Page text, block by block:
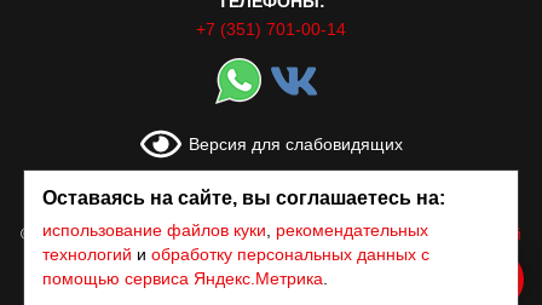
+7 (351) 701-00-14
Версия для слабовидящих
© Все права защищены 1999-2026 г. «Метар» | Всероссийский
Союз Автошкол
Оставаясь на сайте, вы соглашаетесь на:
использование файлов куки
рекомендательных
технологий и обработку персональных данных с
помощью сервиса Яндекс.Метрика